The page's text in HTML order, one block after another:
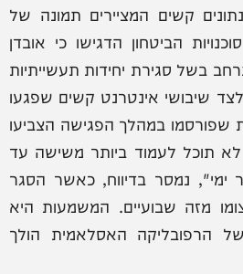
קשים המציירים תמונה של
הביטחון הדגישו כי אובדן
בשל סגירת יחידות תעשייתיות
שיבושי אינטרנט קשים שפגעו
במהלך הפגישה הצביעו
תוכל לעמוד ביותר משישה עד
נמסר בדיווח, כאשר הסגר
מזה שבועיים. המשמעות היא
הרפובליקה האסלאמית הולך